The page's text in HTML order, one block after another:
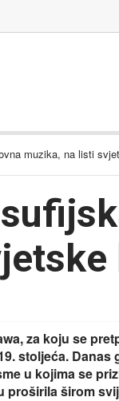
muzika, na listi
za koju se
stoljeća.
u kojima se
proširila širom